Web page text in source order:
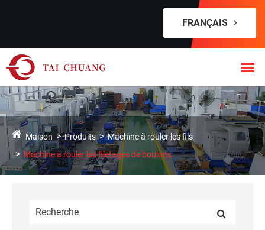
FRANÇAIS
Maison Produits
Machine à rouler les fils
Machine à rouler les filetages de boulons